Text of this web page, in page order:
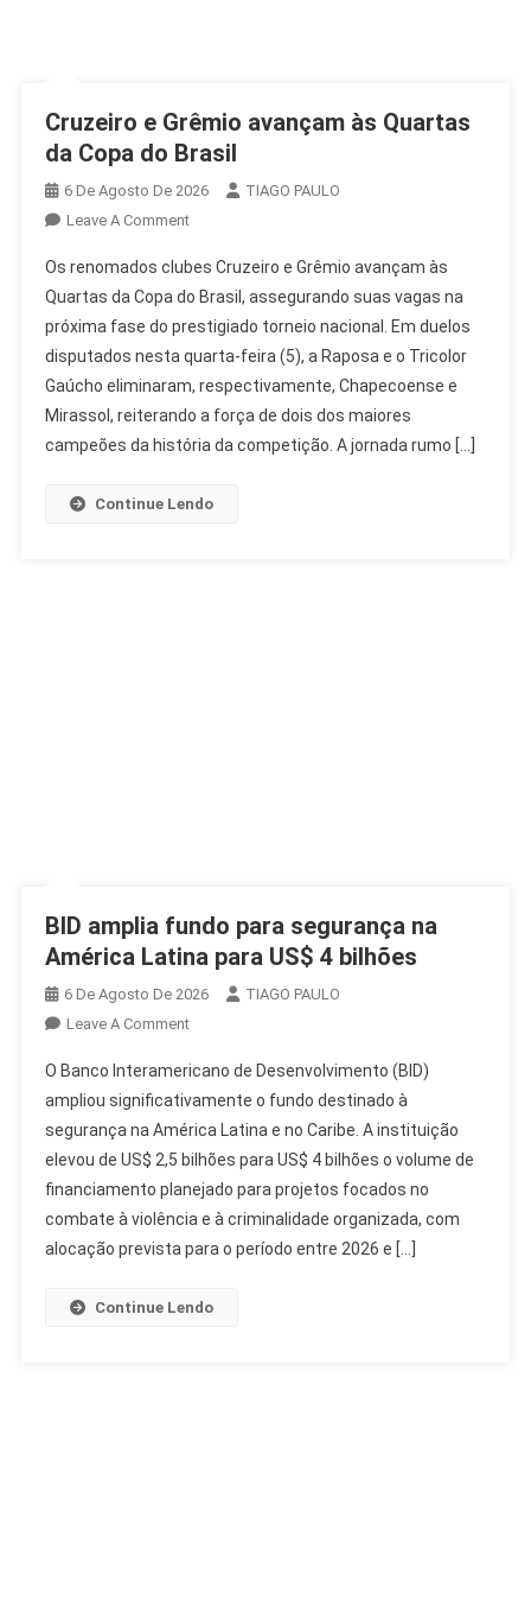
Cruzeiro e Grêmio avançam às Quartas
da Copa do Brasil
6 De Agosto De 2026
TIAGO PAULO
Leave A CommentOn
E
Grêmio
Avançam
Às
Quartas
Da
Copa
Os renomados clubes Cruzeiro e Grêmio avançam às
Quartas da Copa do Brasil, assegurando suas vagas na
próxima fase do prestigiado torneio nacional. Em duelos
disputados nesta quarta-feira (5), a Raposa e o Tricolor
Gaúcho eliminaram, respectivamente, Chapecoense e
Mirassol, reiterando a força de dois dos maiores
campeões da história da competição. A jornada rumo […]
Continue Lendo
BID amplia fundo para segurança na
América Latina para US$ 4 bilhões
6 De Agosto De 2026
TIAGO PAULO
Leave A CommentOn
Amplia
Fundo
Para
Segurança
Na
América
Latina
O Banco Interamericano de Desenvolvimento (BID)
ampliou significativamente o fundo destinado à
segurança na América Latina e no Caribe. A instituição
elevou de US$ 2,5 bilhões para US$ 4 bilhões o volume de
financiamento planejado para projetos focados no
combate à violência e à criminalidade organizada, com
alocação prevista para o período entre 2026 e […]
Continue Lendo